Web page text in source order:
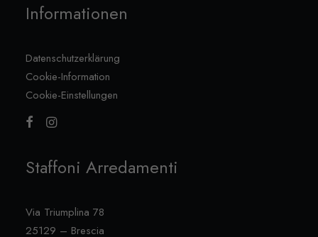
Informationen
Datenschutzerklärung
Cookie-Information
Cookie-Einstellungen
Staffoni Arredamenti
Via Triumplina 78
25129 – Brescia